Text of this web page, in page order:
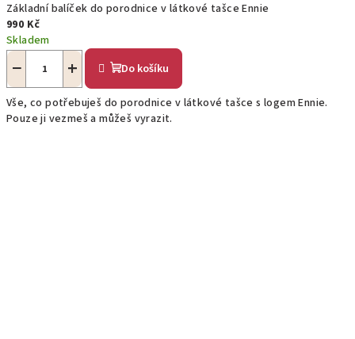
Základní balíček do porodnice v látkové tašce Ennie
990 Kč
Skladem
+
− Do košíku
Vše, co potřebuješ do porodnice v látkové tašce s logem Ennie.
Pouze ji vezmeš a můžeš vyrazit.